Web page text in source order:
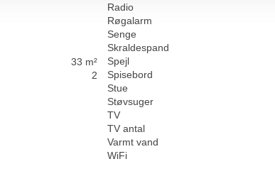
33 m²
2
Radio
Røgalarm
Senge
Skraldespand
Spejl
Spisebord
Stue
Støvsuger
TV
TV antal
Varmt vand
WiFi